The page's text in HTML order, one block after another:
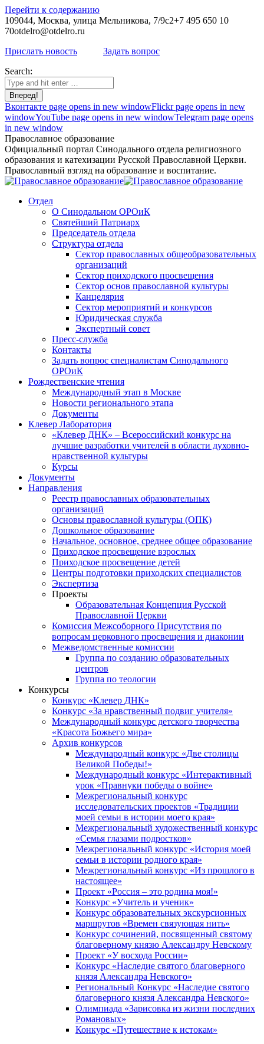
Перейти к содержанию
109044, Москва, улица Мельникова, 7/9с2+7 495 650 10
70otdelro@otdelro.ru
Прислать новость
Задать вопрос
Search:
Вконтакте page opens in new windowFlickr page opens in new
windowYouTube page opens in new windowTelegram page opens
in new window
Православное образование
Официальный портал Синодального отдела религиозного
образования и катехизации Русской Православной Церкви.
Православный взгляд на образование и воспитание.
Отдел
О Синодальном ОРОиК
Святейший Патриарх
Председатель отдела
Структура отдела
Сектор православных общеобразовательных
организаций
Сектор приходского просвещения
Сектор основ православной культуры
Канцелярия
Сектор мероприятий и конкурсов
Юридическая служба
Экспертный совет
Пресс-служба
Контакты
Задать вопрос специалистам Синодального
ОРОиК
Рождественские чтения
Международный этап в Москве
Новости регионального этапа
Документы
Клевер Лаборатория
«Клевер ДНК» – Всероссийский конкурс на
лучшие разработки учителей в области духовно-
нравственной культуры
Курсы
Документы
Направления
Реестр православных образовательных
организаций
Основы православной культуры (ОПК)
Дошкольное образование
Начальное, основное, среднее общее образование
Приходское просвещение взрослых
Приходское просвещение детей
Центры подготовки приходских специалистов
Экспертиза
Проекты
Образовательная Концепция Русской
Православной Церкви
Комиссия Межсоборного Присутствия по
вопросам церковного просвещения и диаконии
Межведомственные комиссии
Группа по созданию образовательных
центров
Группа по теологии
Конкурсы
Конкурс «Клевер ДНК»
Конкурс «За нравственный подвиг учителя»
Международный конкурс детского творчества
«Красота Божьего мира»
Архив конкурсов
Международный конкурс «Две столицы
Великой Победы!»
Международный конкурс «Интерактивный
урок «Правнуки победы о войне»
Межрегиональный конкурс
исследовательских проектов «Традиции
моей семьи в истории моего края»
Межрегиональный художественный конкурс
«Семья глазами подростков»
Межрегиональный конкурс «История моей
семьи в истории родного края»
Межрегиональный конкурс «Из прошлого в
настоящее»
Проект «Россия – это родина моя!»
Конкурс «Учитель и ученик»
Конкурс образовательных экскурсионных
маршрутов «Времен связующая нить»
Конкурс сочинений, посвященный святому
благоверному князю Александру Невскому
Проект «У восхода России»
Конкурс «Наследие святого благоверного
князя Александра Невского»
Региональный Конкурс «Наследие святого
благоверного князя Александра Невского»
Олимпиада «Зарисовка из жизни последних
Романовых»
Конкурс «Путешествие к истокам»